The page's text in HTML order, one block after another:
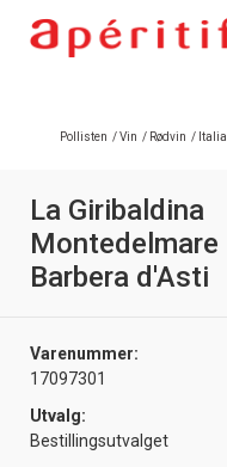
Pollisten /Vin / Rødvin / Italia
La Giribaldina
Montedelmare
Barbera d'Asti
Varenummer:
17097301
Utvalg:
Bestillingsutvalget